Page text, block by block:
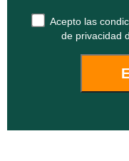
Acepto las
de privacidad